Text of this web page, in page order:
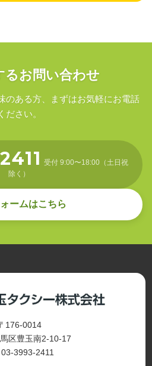
るお問い合わせ
のある方、まずはお気軽にお電話
ください。
受付 9:00〜18:00（土日祝
除く）
ームはこちら
176-0014
区豊玉南2-10-17
3993-2411